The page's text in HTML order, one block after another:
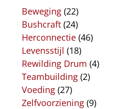
Beweging(22)
Bushcraft(24)
Herconnectie(46)
Levensstijl (18)
Rewilding Drum (4)
Teambuilding(2)
Voeding(27)
Zelfvoorziening(9)